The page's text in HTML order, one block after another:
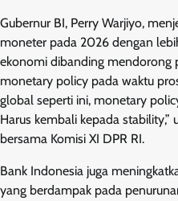
Gubernur BI, Perry Warjiyo,
moneter pada 2026 dengan
ekonomi dibanding mendorong
monetary policy pada waktu
global seperti ini, monetary
Harus kembali kepada stability,”
bersama Komisi XI DPR RI.
Bank Indonesia juga
yang berdampak pada